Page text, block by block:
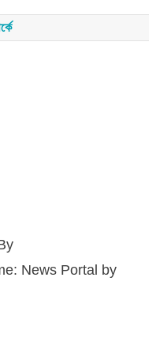
News Portal by